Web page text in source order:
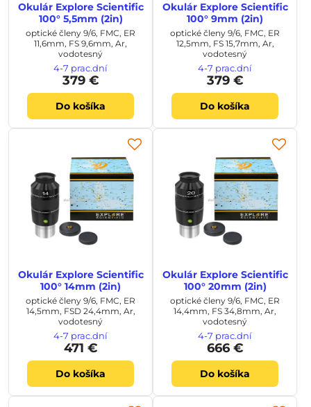
Okulár Explore Scientific
100° 5,5mm (2in)
optické členy 9/6, FMC, ER
11,6mm, FS 9,6mm, Ar,
vodotesný
4-7 prac.dní
379 €
Do košíka
Okulár Explore Scientific
100° 9mm (2in)
optické členy 9/6, FMC, ER
12,5mm, FS 15,7mm, Ar,
vodotesný
4-7 prac.dní
379 €
Do košíka
Okulár Explore Scientific
100° 14mm (2in)
optické členy 9/6, FMC, ER
14,5mm, FSD 24,4mm, Ar,
vodotesný
4-7 prac.dní
471 €
Do košíka
Okulár Explore Scientific
100° 20mm (2in)
optické členy 9/6, FMC, ER
14,4mm, FS 34,8mm, Ar,
vodotesný
4-7 prac.dní
666 €
Do košíka